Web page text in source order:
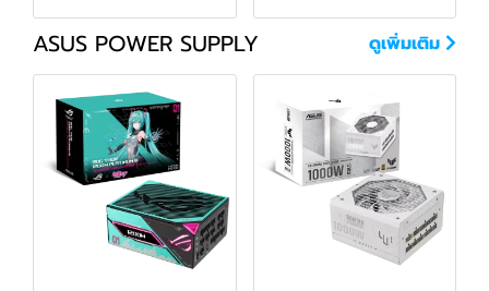
ASUS POWER SUPPLY ดูเพิ่มเติม